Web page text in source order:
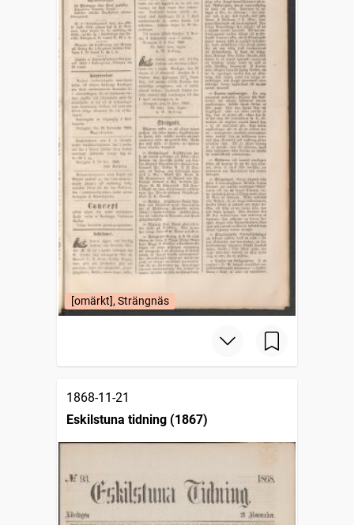
[omärkt], Strängnäs
1868-11-21
Eskilstuna tidning (1867)